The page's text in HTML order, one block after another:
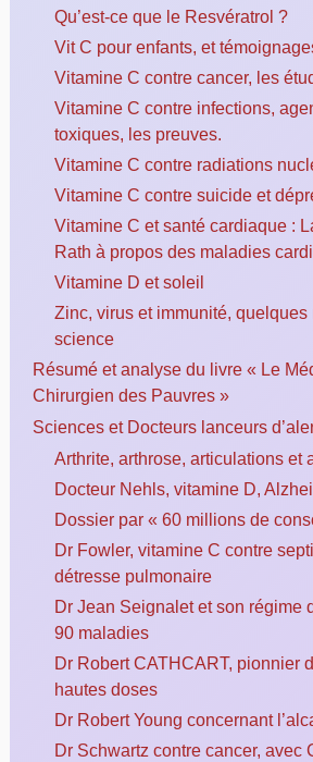
Qu’est-ce que le Resvératrol ?
Vit C pour enfants, et
Vitamine C contre cancer, les
Vitamine C contre infections,
toxiques, les preuves.
Vitamine C contre radiations
Vitamine C contre suicide et
Vitamine C et santé cardiaque :
Rath à propos des maladies
Vitamine D et soleil
Zinc, virus et immunité, quelques
science
Résumé et analyse du livre « Le
Chirurgien des Pauvres »
Sciences et Docteurs lanceurs
Arthrite, arthrose, articulations et
Docteur Nehls, vitamine D,
Dossier par « 60 millions de
Dr Fowler, vitamine C contre
détresse pulmonaire
Dr Jean Seignalet et son régime
90 maladies
Dr Robert CATHCART, pionnier
hautes doses
Dr Robert Young concernant
Dr Schwartz contre cancer, avec